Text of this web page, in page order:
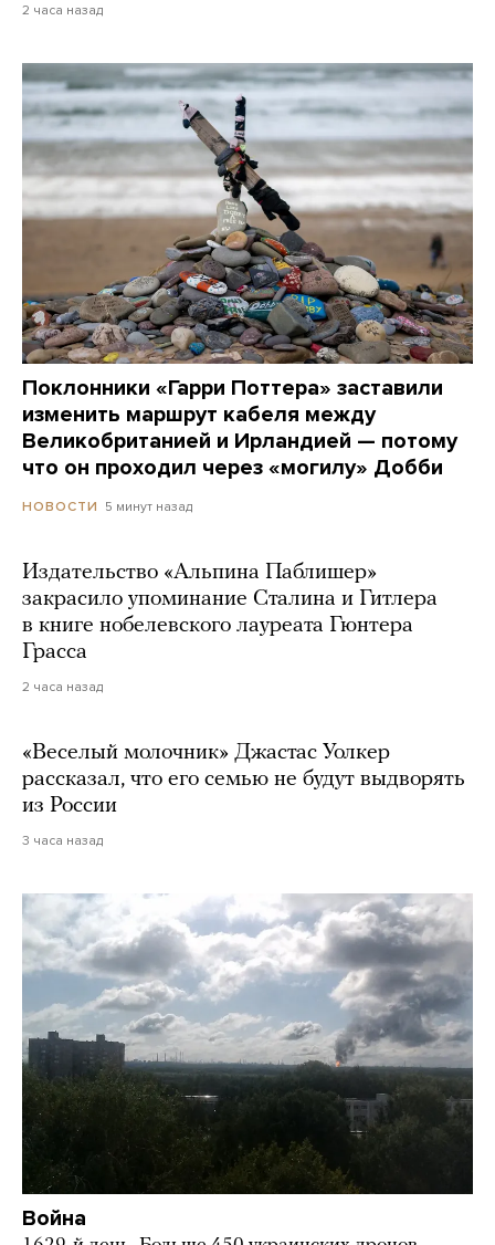
2 часа назад
Поклонники «Гарри Поттера» заставили
изменить маршрут кабеля между
Великобританией и Ирландией — потому
что он проходил через «могилу» Добби
НОВОСТИ 5 минут назад
Издательство «Альпина Паблишер»
закрасило упоминание Сталина и Гитлера
в книге нобелевского лауреата Гюнтера
Грасса
2 часа назад
«Веселый молочник» Джастас Уолкер
рассказал, что его семью не будут выдворять
из России
3 часа назад
Война